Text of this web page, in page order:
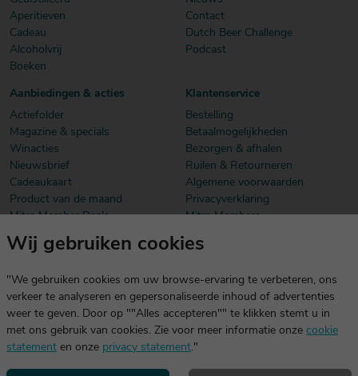
Aperitieven
Cadeau
Alcoholvrij
Boeken
Contact
Dutch Beer Challenge
Podcast
Aanbiedingen & acties
Actiefolder
Magazine & specials
Winacties
Nieuwsbrief
Cadeaukaart
Product van de maand
Mitra Member Deals
Klantenservice
Bestelling
Betaalmogelijkheden
Bezorgen & afhalen
Ruilen & Retourneren
Algemene voorwaarden
Privacyverklaring
Mitra Members
Download onze app
dezelfde gegevens die je voor mitra.nl gebruikt.
Wij gebruiken cookies
"We gebruiken cookies om uw browse-ervaring te verbeteren, ons
verkeer te analyseren en gepersonaliseerde inhoud of advertenties
weer te geven. Door op ""Alles accepteren"" te klikken stemt u in
met ons gebruik van cookies. Zie voor meer informatie onze cookie
statement en onze privacy statement."